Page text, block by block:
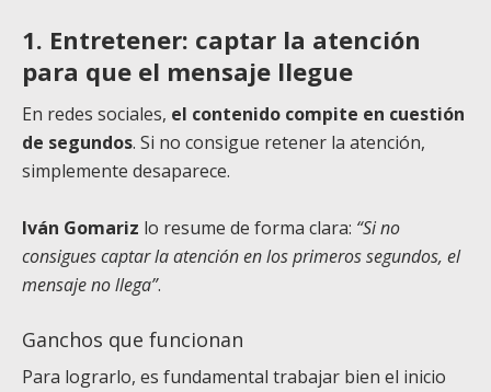
1. Entretener: captar la atención
para que el mensaje llegue
En redes sociales, el contenido compite en cuestión
de segundos. Si no consigue retener la atención,
simplemente desaparece.
Iván Gomariz lo resume de forma clara: “Si no
consigues captar la atención en los primeros segundos, el
mensaje no llega”.
Ganchos que funcionan
Para lograrlo, es fundamental trabajar bien el inicio